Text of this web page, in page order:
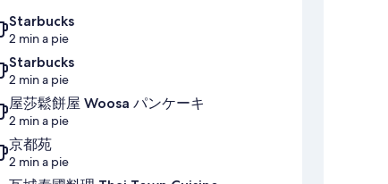
Starbucks
2 min a pie
Starbucks
2 min a pie
屋莎鬆餅屋 Woosa パンケーキ
2 min a pie
京都苑
2 min a pie